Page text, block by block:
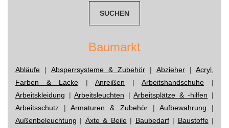
Baumarkt
Abläufe | Absperrsysteme & Zubehör | Abzieher| Acryl,
Farben & Lacke | Anreißen | Arbeitshandschuhe |
Arbeitskleidung |Arbeitsleuchten |Arbeitsplätze & -hilfen |
Arbeitsschutz |Armaturen & Zubehör| Aufbewahrung |
Außenbeleuchtung | Äxte & Beile| Baubedarf| Baustoffe|